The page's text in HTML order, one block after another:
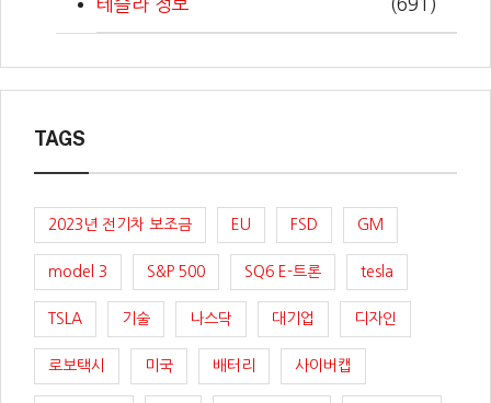
TAGS
2023년 전기차 보조금 EU FSD GM
model 3 S&P 500 SQ6 E-트론 tesla
TSLA 기술 나스닥 대기업 디자인
로보택시 미국 배터리 사이버캡